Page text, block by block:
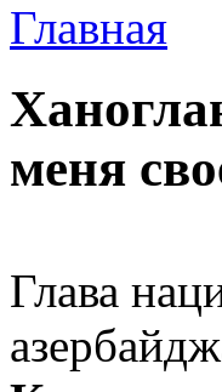
Главная
меня
Глава